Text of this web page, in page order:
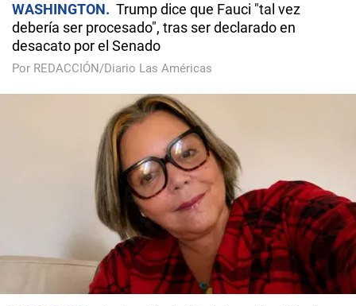
WASHINGTON
Trump dice que Fauci "tal vez
debería ser procesado", tras ser declarado en
desacato por el Senado
Por REDACCIÓN/Diario Las Américas